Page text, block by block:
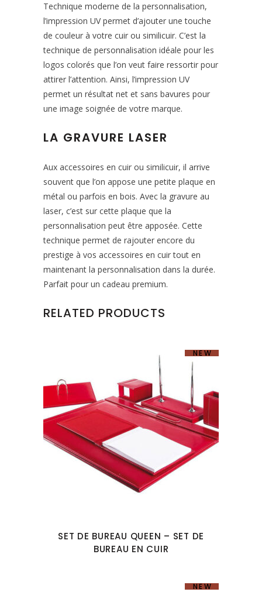
Technique moderne de la personnalisation,
l’impression UV permet d’ajouter une touche
de couleur à votre cuir ou similicuir. C’est la
technique de personnalisation idéale pour les
logos colorés que l’on veut faire ressortir pour
attirer l’attention. Ainsi, l’impression UV
permet un résultat net et sans bavures pour
une image soignée de votre marque.
LA GRAVURE LASER
Aux accessoires en cuir ou similicuir, il arrive
souvent que l’on appose une petite plaque en
métal ou parfois en bois. Avec la gravure au
laser, c’est sur cette plaque que la
personnalisation peut être apposée. Cette
technique permet de rajouter encore du
prestige à vos accessoires en cuir tout en
maintenant la personnalisation dans la durée.
Parfait pour un cadeau premium.
RELATED PRODUCTS
NEW
SET DE BUREAU QUEEN – SET DE
BUREAU EN CUIR
NEW